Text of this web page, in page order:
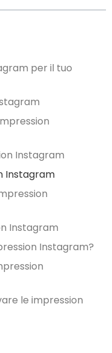
per il tuo
Instagram
Instagram
Instagram
Instagram?
le impression